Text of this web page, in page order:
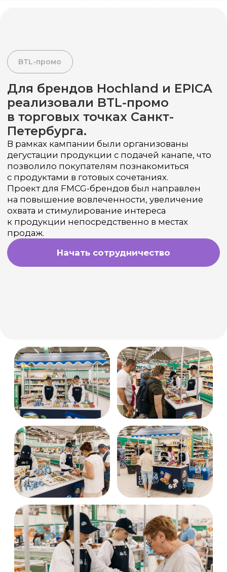
Начать сотрудничество
Почему компании
выбирают ICONICOLOR?
Полный цикл: от идеи
до производства, логистики
и запуска
Единое управление проектом без
разрозненных подрядчиков
Экспертиза в e-commerce, retail, BTL,
event и merch production
Опыт работы с федеральными
брендами и торговыми сетями
Контроль сроков, качества и бюджета
на каждом этапе